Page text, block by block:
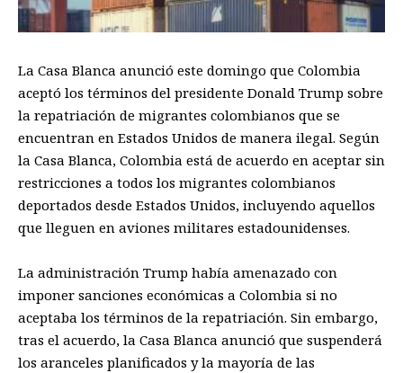
La Casa Blanca anunció este domingo que Colombia
aceptó los términos del presidente Donald Trump sobre
la repatriación de migrantes colombianos que se
encuentran en Estados Unidos de manera ilegal. Según
la Casa Blanca, Colombia está de acuerdo en aceptar sin
restricciones a todos los migrantes colombianos
deportados desde Estados Unidos, incluyendo aquellos
que lleguen en aviones militares estadounidenses.
La administración Trump había amenazado con
imponer sanciones económicas a Colombia si no
aceptaba los términos de la repatriación. Sin embargo,
tras el acuerdo, la Casa Blanca anunció que suspenderá
los aranceles planificados y la mayoría de las